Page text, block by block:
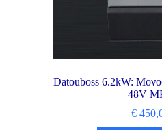
Datouboss 6.2kW:
48V
€